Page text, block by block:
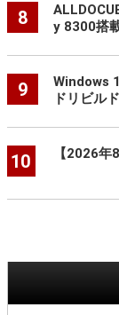
8
y 8300搭
9
Windows
ドリビル
10 【2026